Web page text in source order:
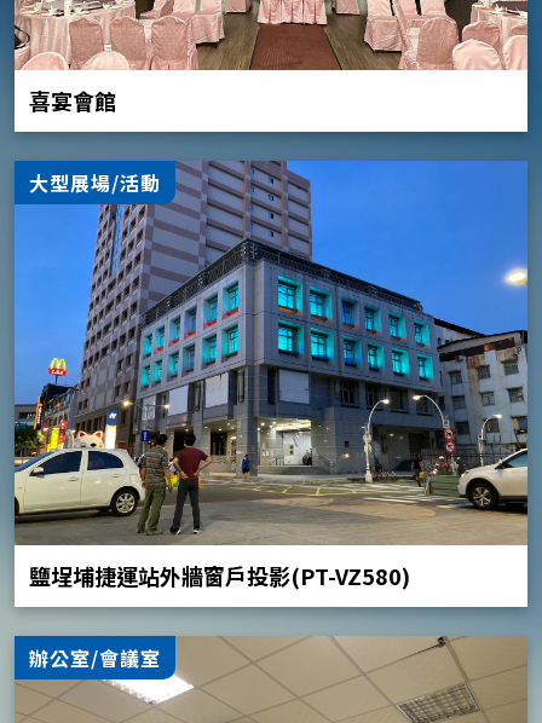
喜宴會館
大型展場/活動
鹽埕埔捷運站外牆窗戶投影(PT-VZ580)
辦公室/會議室